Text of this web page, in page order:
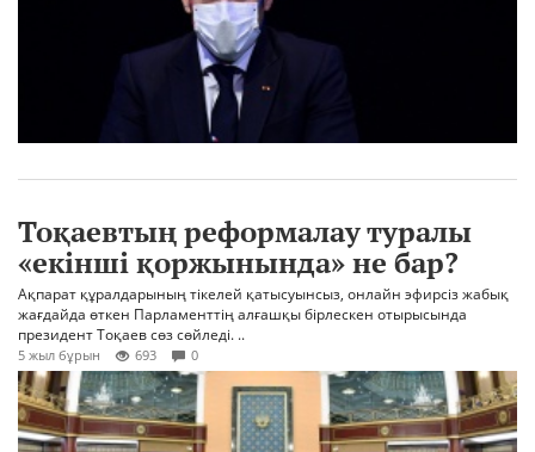
Тоқаевтың реформалау туралы
«екінші қоржынында» не бар?
Ақпарат құралдарының тікелей қатысуынсыз, онлайн эфирсіз жабық
жағдайда өткен Парламенттің алғашқы бірлескен отырысында
президент Тоқаев сөз сөйледі. ..
5 жыл бұрын 693 0